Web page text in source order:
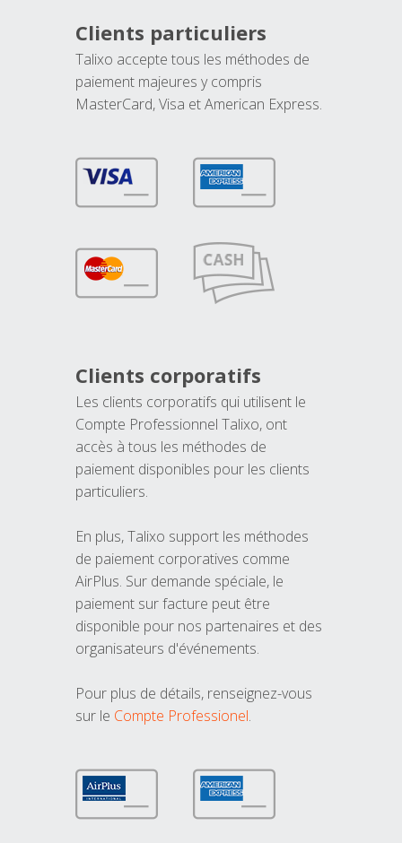
Clients particuliers
Talixo accepte tous les méthodes de
paiement majeures y compris
MasterCard, Visa et American Express.
Clients corporatifs
Les clients corporatifs qui utilisent le
Compte Professionnel Talixo, ont
accès à tous les méthodes de
paiement disponibles pour les clients
particuliers.
En plus, Talixo support les méthodes
de paiement corporatives comme
AirPlus. Sur demande spéciale, le
paiement sur facture peut être
disponible pour nos partenaires et des
organisateurs d'événements.
Pour plus de détails, renseignez-vous
sur le Compte Professionel.